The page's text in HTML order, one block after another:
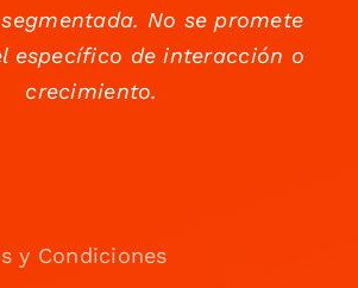
No se promete
específico de interacción o
crecimiento.
y Condiciones